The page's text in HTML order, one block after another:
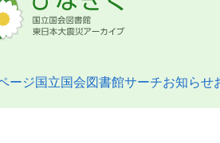
ージ国立国会図書館サーチお知らせ